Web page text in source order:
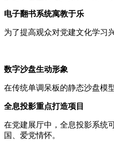
电子翻书系统寓教于乐
为了提高观众对党建文化学习
数字沙盘生动形象
在传统单调呆板的静态沙盘模
全息投影重点打造项目
在党建展厅中，全息投影系统
国、爱党情怀。